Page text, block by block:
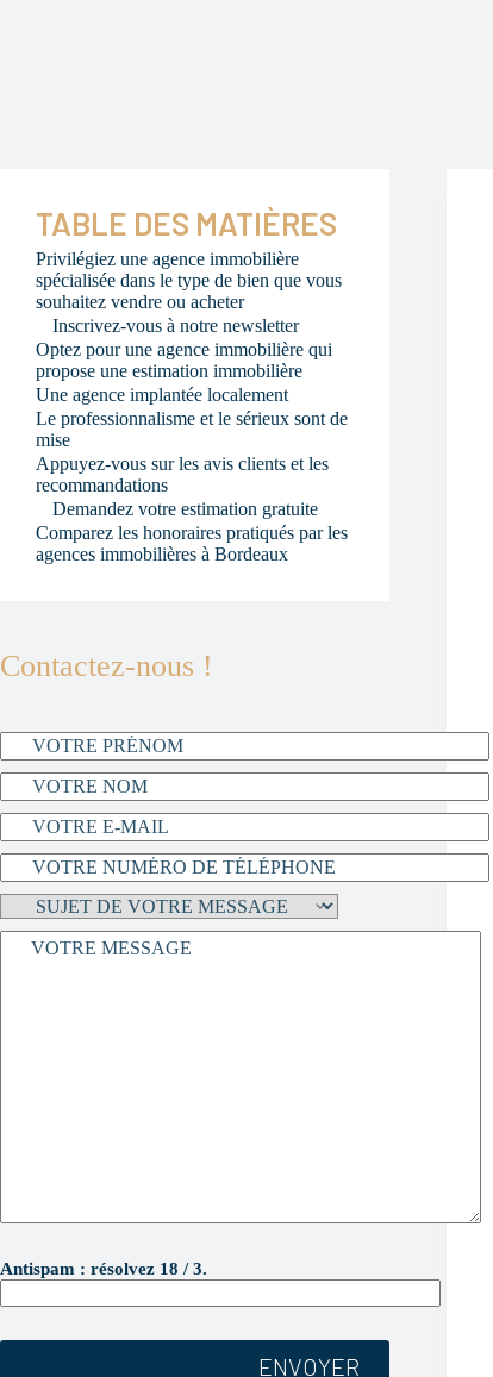
TABLE DES MATIÈRES
Privilégiez une agence immobilière
spécialisée dans le type de bien que vous
souhaitez vendre ou acheter
Inscrivez-vous à notre newsletter
Optez pour une agence immobilière qui
propose une estimation immobilière
Une agence implantée localement
Le professionnalisme et le sérieux sont de
mise
Appuyez-vous sur les avis clients et les
recommandations
Demandez votre estimation gratuite
Comparez les honoraires pratiqués par les
agences immobilières à Bordeaux
Contactez-nous !
e
u
i
l
Antispam : résolvez 18 / 3.